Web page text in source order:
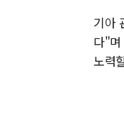
기아
다"
노력